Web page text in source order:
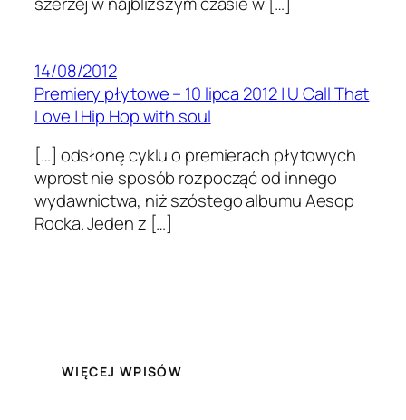
14/08/2012
Premiery płytowe – 10 lipca 2012 | U Call That
Love | Hip Hop with soul
[…] odsłonę cyklu o pre­mier­ach pły­towych
wprost nie sposób rozpocząć od innego
wydawnictwa, niż szóstego albumu Aesop
Rocka. Jeden z […]
WIĘCEJ WPISÓW